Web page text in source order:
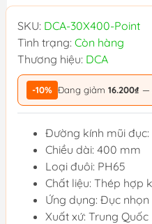
SKU: DCA-30X400-Point
Tình trạng: Còn hàng
Thương hiệu: DCA
-10% Đang giảm 16.200₫ —
Đường kính mũi
Chiều dài: 400 mm
Loại đuôi: PH65
Chất liệu: Thép hợp
Ứng dụng: Đục
Xuất xứ: Trung Quốc